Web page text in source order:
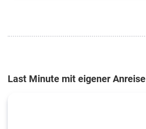
Last Minute mit eigener Anreise